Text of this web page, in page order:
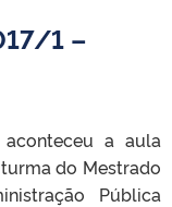
1 –
a aula
do Mestrado
Pública